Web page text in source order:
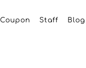
Coupon Staff Blog